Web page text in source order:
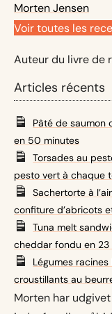
Morten Jensen
Voir toutes les
Auteur du livre de
Articles récents
Pâté de saumon
en 50 minutes
Torsades au
pesto vert à chaque
Sachertorte à
confiture d’abricots
Tuna melt
cheddar fondu en 23
Légumes
croustillants au
Morten har